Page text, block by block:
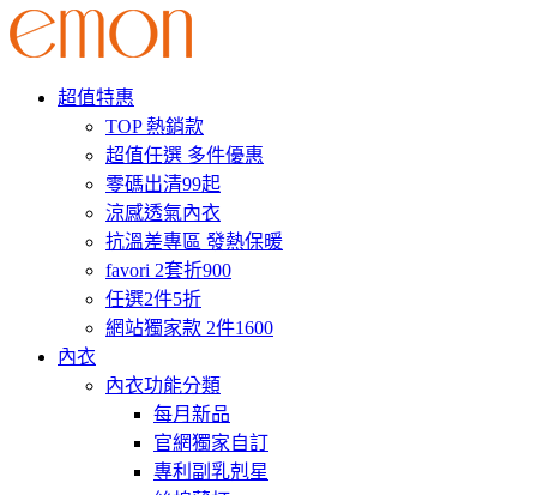
超值特惠
TOP 熱銷款
超值任選 多件優惠
零碼出清99起
涼感透氣內衣
抗溫差專區 發熱保暖
favori 2套折900
任選2件5折
網站獨家款 2件1600
內衣
內衣功能分類
每月新品
官網獨家自訂
專利副乳剋星